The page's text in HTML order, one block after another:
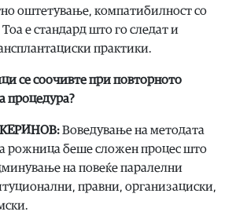
оштетување, компатибилност со
е стандард што го следат и
практики.
се соочивте при повторното
процедура?
Воведување на методата
рожница беше сложен процес што
на повеќе паралелни
правни, организациски,